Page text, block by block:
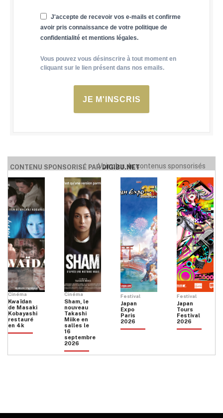
J'accepte de recevoir vos e-mails et confirme
avoir pris connaissance de votre politique de
confidentialité et mentions légales.
Vous pouvez vous désinscrire à tout moment en
cliquant sur le lien présent dans nos emails.
JE M'INSCRIS
CONTENU SPONSORISÉ PARDIGIBU.NET
Voir plus de contenus sponsorisés
Cinéma
Kwaïdan
de Masaki
Kobayashi
restauré
en 4k
Cinéma
Sham, le
nouveau
Takashi
Miike en
salles le
16
septembre
2026
Festival
Japan
Expo
Paris
2026
Festival
Japan
Tours
Festival
2026